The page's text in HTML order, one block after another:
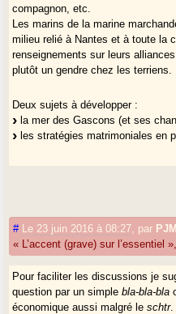
Bon ser !
compagnon, etc.
Les marins de la marine
milieu relié à Nantes et à toute la
renseignements sur leurs
plutôt un gendre chez les terriens.
Deux sujets à développer :
la mer des Gascons (et ses
les stratégies matrimoniales en
# Le 23 juin 2016 à 08:27 par PJM
« L’accent (grave) sur l’essentiel »,
Pour faciliter les discussions je
question par un simplebla-bla-bla
économique aussi malgré leschtr.